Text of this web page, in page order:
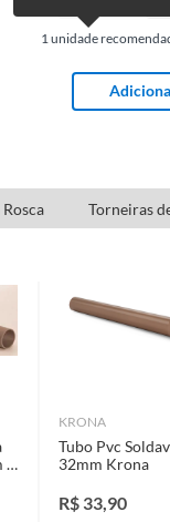
1 unidade
Torneiras
X
KRONA
Tubo Pvc
32mm Krona
R$ 33,90